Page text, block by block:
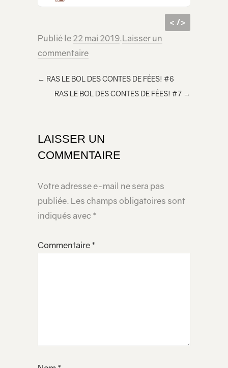
< />
e
dans
Publié le 22 mai 2019.Laisser un
commentaire
← RAS LE BOL DES CONTES DE FÉES! #6
RAS LE BOL DES CONTES DE FÉES! #7 →
LAISSER UN
COMMENTAIRE
Votre adresse e-mail ne sera pas
publiée. Les champs obligatoires sont
indiqués avec *
Commentaire *